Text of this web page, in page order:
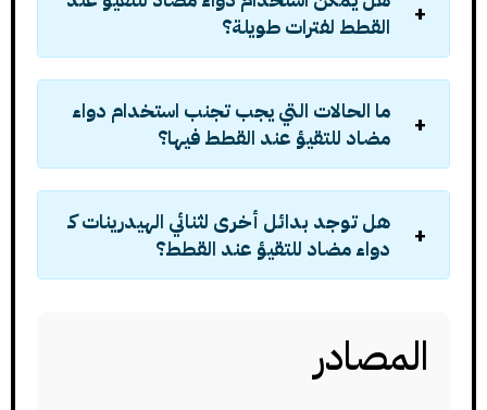
القطط لفترات طويلة؟
ما الحالات التي يجب تجنب استخدام دواء
مضاد للتقيؤ عند القطط فيها؟
هل توجد بدائل أخرى لثنائي الهيدرينات كـ
دواء مضاد للتقيؤ عند القطط؟
المصادر